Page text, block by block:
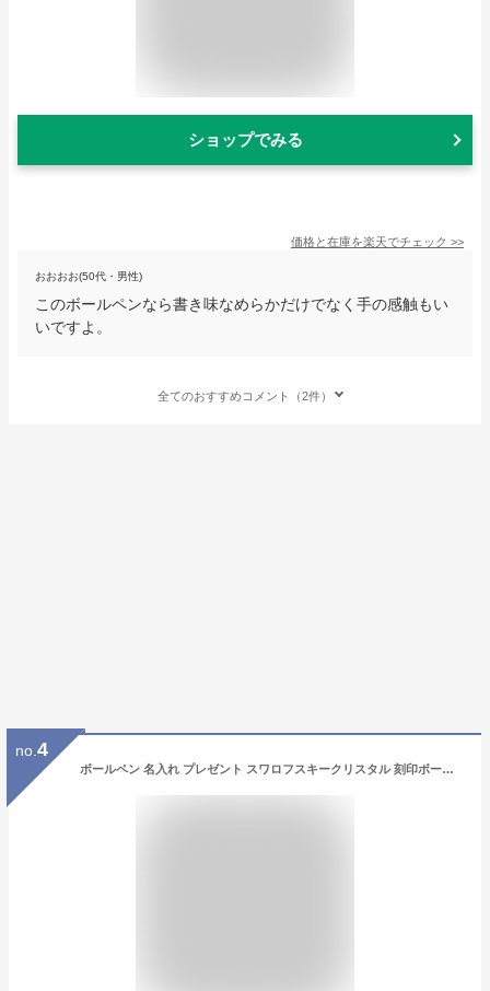
ショップでみる
価格と在庫を楽天でチェック >>
おおおお(50代・男性)
このボールペンなら書き味なめらかだけでなく手の感触もい
いですよ。
全てのおすすめコメント（2件）
no. 4
ボールペン 名入れ プレゼント スワロフスキークリスタル 刻印ボールペン 女性 おしゃれ ギフト 記念品 入学祝 卒業祝 誕生日 卒業式 【在庫限り】 卒園 バレンタイン